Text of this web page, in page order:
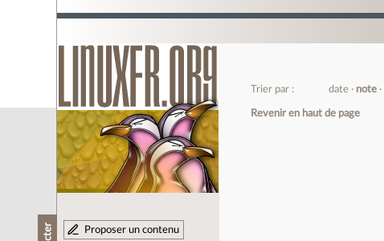
Proposer un contenu
Trier par : date note
Revenir en haut de page